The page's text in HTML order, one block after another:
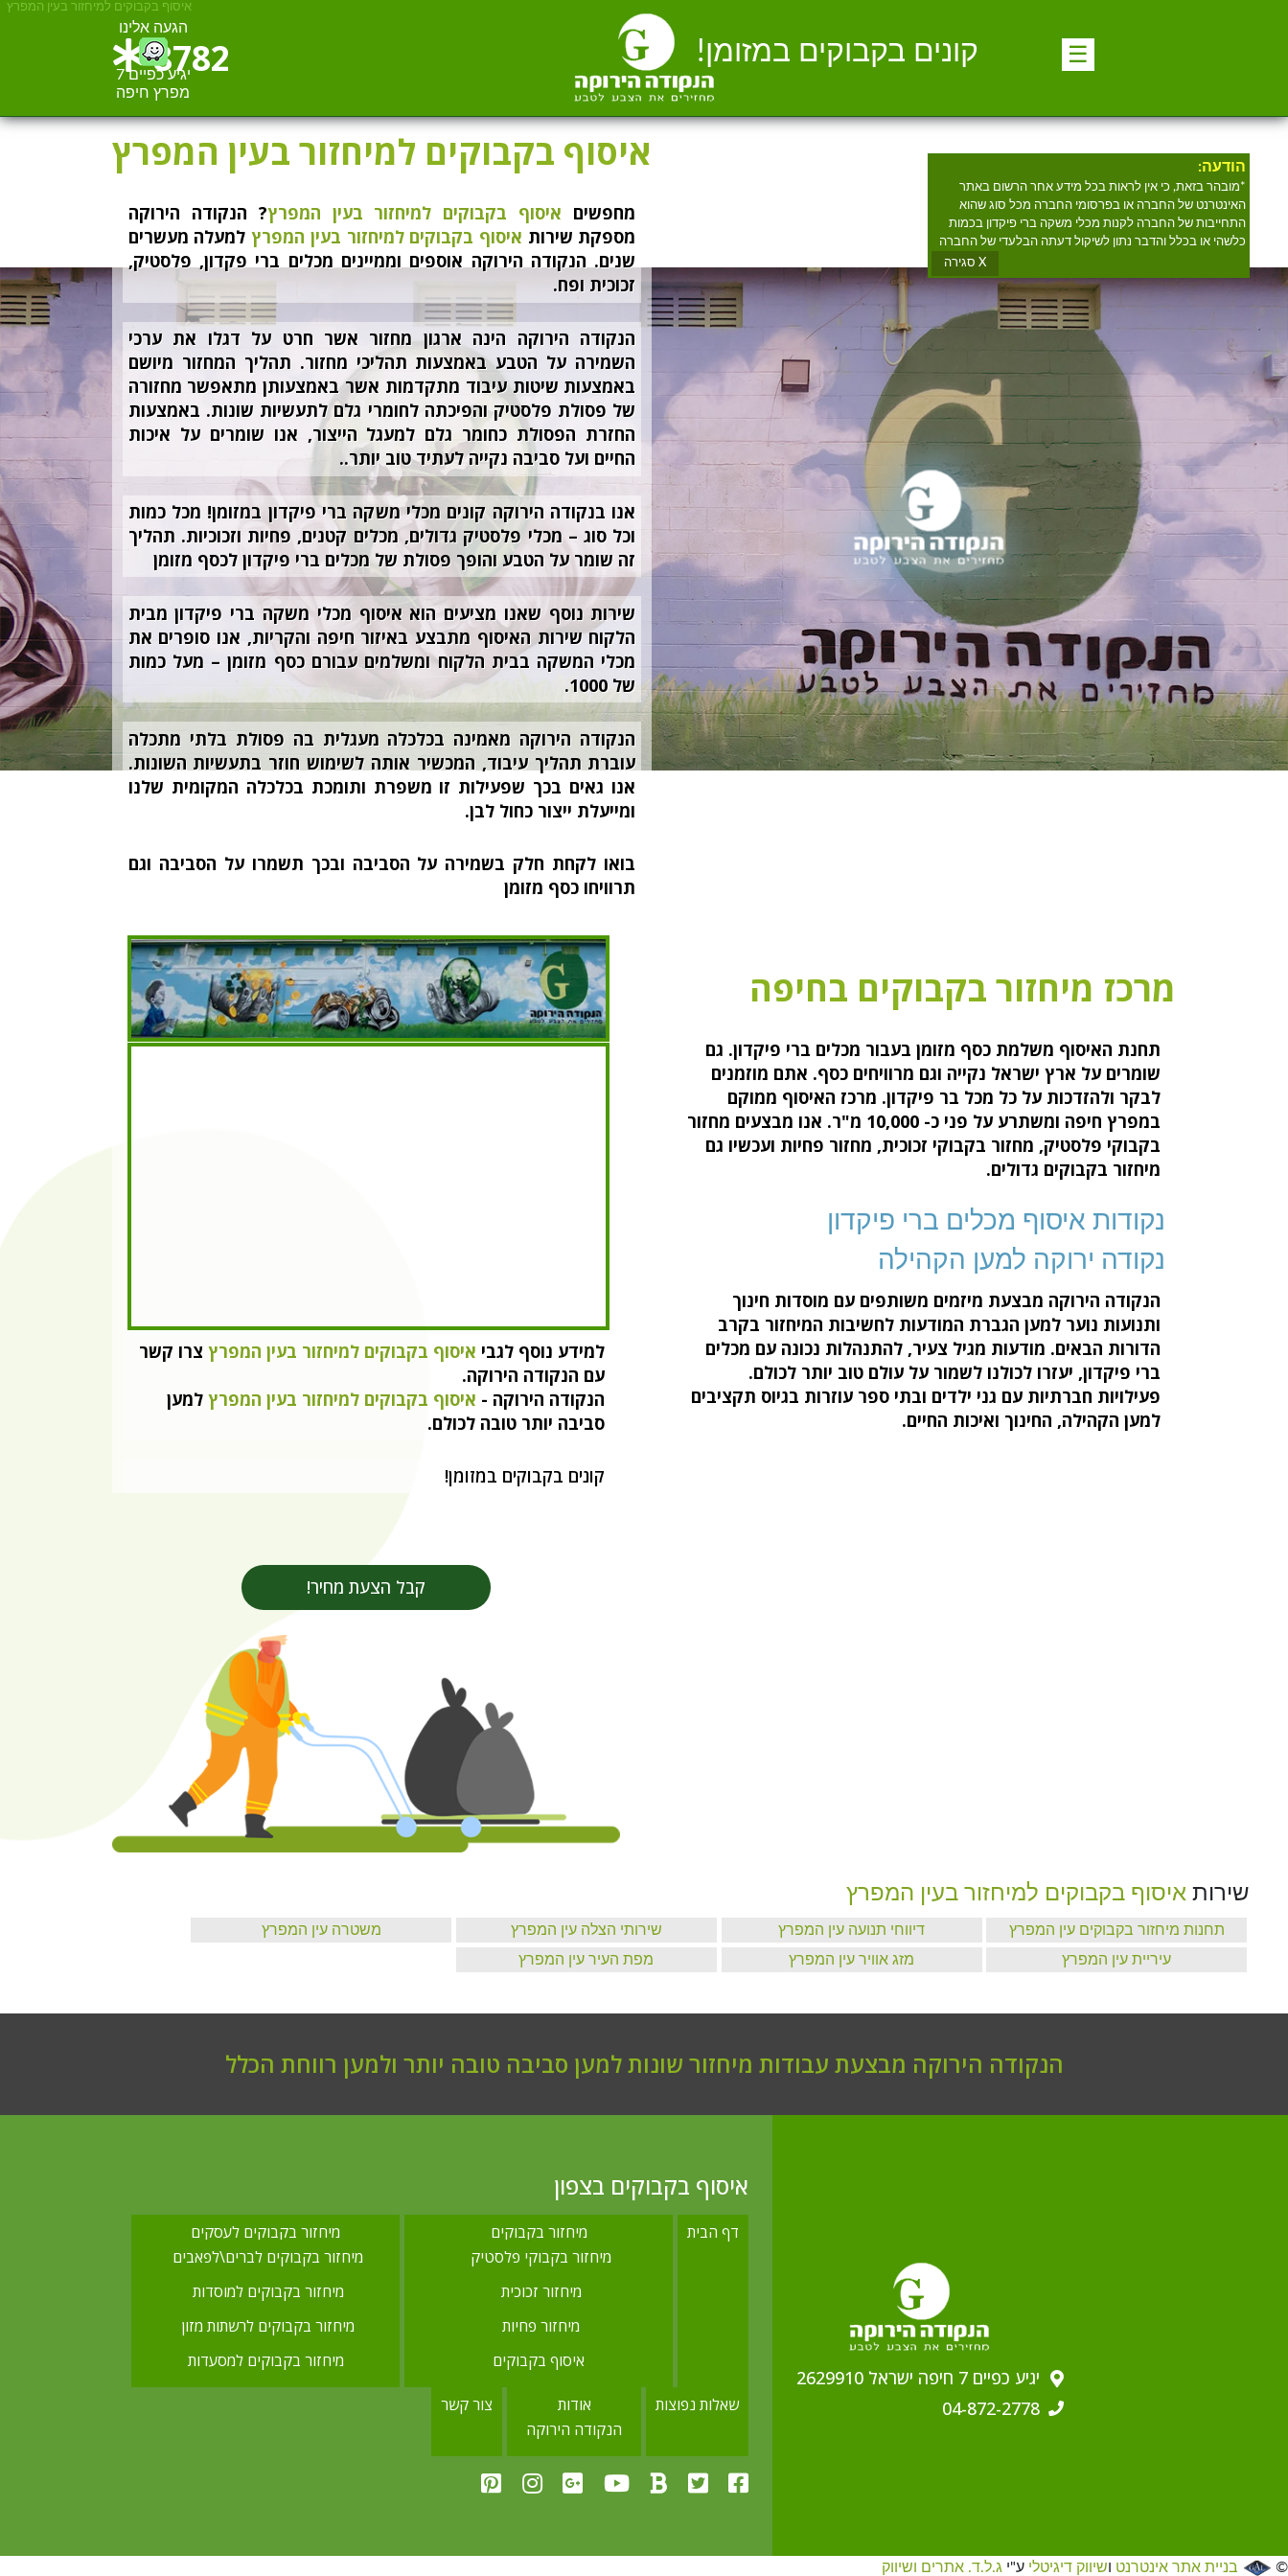
איסוף בקבוקים למיחזור בעין המפרץ
☰ קונים בקבוקים במזומן!
הודעה:
*מובהר בזאת, כי אין לראות בכל מידע אחר הרשום באתר
האינטרנט של החברה או בפרסומי החברה מכל סוג שהוא
התחייבות של החברה לקנות מכלי משקה ברי פיקדון בכמות
כלשהי או בכלל והדבר נתון לשיקול דעתה הבלעדי של החברה
X סגירה
8782
הגעה אלינו
יגיע כפיים 7
מפרץ חיפה
איסוף בקבוקים למיחזור בעין המפרץ
מחפשים איסוף בקבוקים למיחזור בעין המפרץ? הנקודה הירוקה
מספקת שירות איסוף בקבוקים למיחזור בעין המפרץלמעלה מעשרים
שנים. הנקודה הירוקה אוספים וממיינים מכלים ברי פקדון, פלסטיק,
זכוכית ופח.
הנקודה הירוקה הינה ארגון מחזור אשר חרט על דגלו את ערכי
השמירה על הטבע באמצעות תהליכי מחזור. תהליך המחזור מיושם
באמצעות שיטות עיבוד מתקדמות אשר באמצעותן מתאפשר מחזורה
של פסולת פלסטיק והפיכתה לחומרי גלם לתעשיות שונות. באמצעות
החזרת הפסולת כחומר גלם למעגל הייצור, אנו שומרים על איכות
החיים ועל סביבה נקייה לעתיד טוב יותר..
אנו בנקודה הירוקה קונים מכלי משקה ברי פיקדון במזומן! מכל כמות
וכל סוג – מכלי פלסטיק גדולים, מכלים קטנים, פחיות וזכוכיות. תהליך
זה שומר על הטבע והופך פסולת של מכלים ברי פיקדון לכסף מזומן
שירות נוסף שאנו מציעים הוא איסוף מכלי משקה ברי פיקדון מבית
הלקוח שירות האיסוף מתבצע באיזור חיפה והקריות, אנו סופרים את
מכלי המשקה בבית הלקוח ומשלמים עבורם כסף מזומן – מעל כמות
של 1000.
הנקודה הירוקה מאמינה בכלכלה מעגלית בה פסולת בלתי מתכלה
עוברת תהליך עיבוד, המכשיר אותה לשימוש חוזר בתעשיות השונות.
אנו גאים בכך שפעילות זו משפרת ותומכת בכלכלה המקומית שלנו
ומייעלת ייצור כחול לבן.
בואו לקחת חלק בשמירה על הסביבה ובכך תשמרו על הסביבה וגם
תרוויחו כסף מזומן
מרכז מיחזור בקבוקים בחיפה
תחנת האיסוף משלמת כסף מזומן בעבור מכלים ברי פיקדון. גם
שומרים על ארץ ישראל נקייה וגם מרוויחים כסף. אתם מוזמנים
לבקר ולהזדכות על כל מכל בר פיקדון. מרכז האיסוף ממוקם
במפרץ חיפה ומשתרע על פני כ- 10,000 מ"ר. אנו מבצעים מחזור
בקבוקי פלסטיק, מחזור בקבוקי זכוכית, מחזור פחיות ועכשיו גם
מיחזור בקבוקים גדולים.
נקודות איסוף מכלים ברי פיקדון
נקודה ירוקה למען הקהילה
הנקודה הירוקה מבצעת מיזמים משותפים עם מוסדות חינוך
ותנועות נוער למען הגברת המודעות לחשיבות המיחזור בקרב
הדורות הבאים. מודעות מגיל צעיר, להתנהלות נכונה עם מכלים
ברי פיקדון, יעזרו לכולנו לשמור על עולם טוב יותר לכולם.
פעילויות חברתיות עם גני ילדים ובתי ספר עוזרות בגיוס תקציבים
למען הקהילה, החינוך ואיכות החיים.
למידע נוסף לגבי איסוף בקבוקים למיחזור בעין המפרץצרו קשר
עם הנקודה הירוקה.
הנקודה הירוקה - איסוף בקבוקים למיחזור בעין המפרץלמען
סביבה יותר טובה לכולם.
קונים בקבוקים במזומן!
קבל הצעת מחיר!
שירותאיסוף בקבוקים למיחזור בעין המפרץ
תחנות מיחזור בקבוקים עין המפרץ דיווחי תנועה עין המפרץ שירותי הצלה עין המפרץ
משטרה עין המפרץ
עיריית עין המפרץ
מזג אוויר עין המפרץ מפת העיר עין המפרץ
הנקודה הירוקה מבצעת עבודות מיחזור שונות למען סביבה טובה יותר ולמען רווחת הכלל
יגיע כפיים 7 חיפה ישראל 2629910
04-872-2778
איסוף בקבוקים בצפון
דף הבית
מיחזור בקבוקים
מיחזור בקבוקי פלסטיק
מיחזור זכוכית
מיחזור פחיות
איסוף בקבוקים
מיחזור בקבוקים לעסקים
מיחזור בקבוקים לברים\לפאבים
מיחזור בקבוקים למוסדות
מיחזור בקבוקים לרשתות מזון
מיחזור בקבוקים למסעדות
שאלות נפוצות
אודות
הנקודה הירוקה
צור קשר
© בניית אתר אינטרנט ושיווק דיגיטלי ע"י ג.ל.ד. אתרים ושיווק